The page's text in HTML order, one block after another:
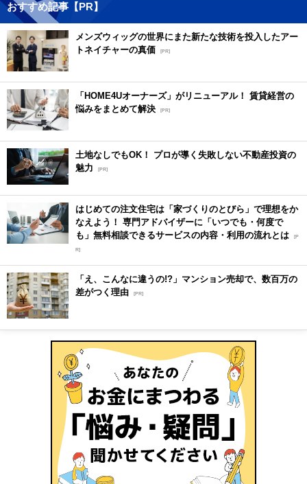
おすすめ記事【PR】
メンズウィッグの世界にまた新たな技術を投入したアー
トネイチャーの真価 [PR]
「HOME4Uオーナーズ」がリニューアル！ 賃貸経営の
悩みをまとめて解決 [PR]
土地なしでもOK！ プロが導く失敗しない不動産投資の
魅力
[PR]
はじめての注文住宅は「家づくりのとびら」で理想をか
なえよう！ 専門アドバイザーに「いつでも・何度で
も」無料相談できるサービスの内容・利用の流れとは [P
R]
「え、こんなに違うの!?」マンション売却で、数百万の
差がつく理由 [PR]